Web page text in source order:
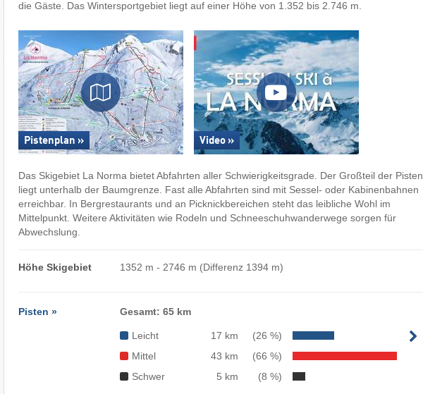
die Gäste. Das Wintersportgebiet liegt auf einer Höhe von 1.352 bis 2.746 m.
Pistenplan » Video »
Das Skigebiet La Norma bietet Abfahrten aller Schwierigkeitsgrade. Der Großteil der Pisten
liegt unterhalb der Baumgrenze. Fast alle Abfahrten sind mit Sessel- oder Kabinenbahnen
erreichbar. In Bergrestaurants und an Picknickbereichen steht das leibliche Wohl im
Mittelpunkt. Weitere Aktivitäten wie Rodeln und Schneeschuhwanderwege sorgen für
Abwechslung.
Höhe Skigebiet 1352 m - 2746 m (Differenz 1394 m)
Pisten » Gesamt: 65 km
Leicht 17 km
(26 %)
Mittel
43 km
(66 %)
Schwer
5 km (8 %)